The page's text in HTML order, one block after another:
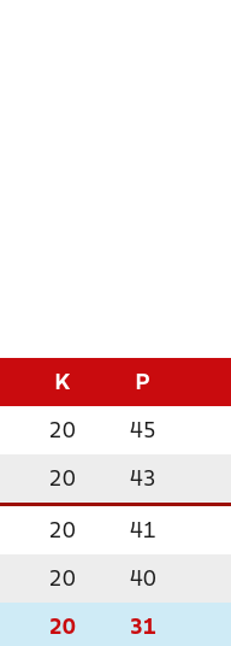
K P
20 45
20 43
20 41
20 40
20 31